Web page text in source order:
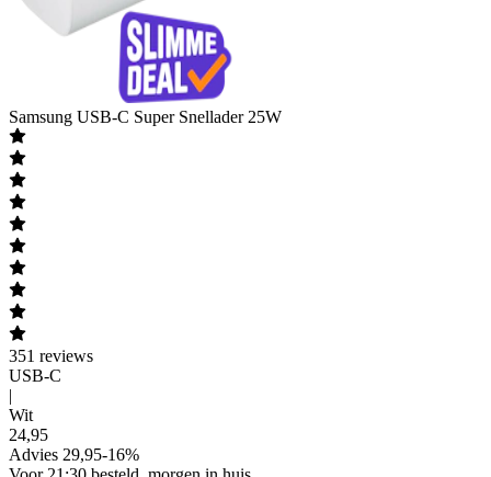
Samsung USB-C Super Snellader 25W
351 reviews
USB-C
|
Wit
24,95
Advies 29,95-16%